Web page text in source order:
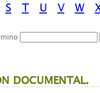
S T U V W
DOCUMENTAL.